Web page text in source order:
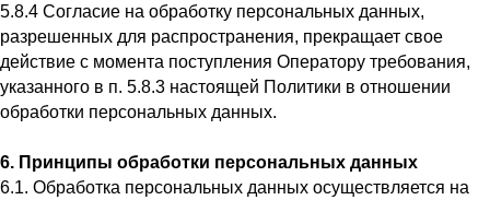
5.8.4 Согласие на обработку персональных данных,
разрешенных для распространения, прекращает свое
действие с момента поступления Оператору требования,
указанного в п. 5.8.3 настоящей Политики в отношении
обработки персональных данных.
6. Принципы обработки персональных данных
6.1. Обработка персональных данных осуществляется на